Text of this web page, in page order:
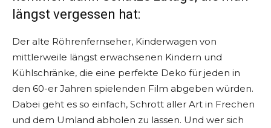
längst vergessen hat:
Der alte Röhrenfernseher, Kinderwagen von
mittlerweile längst erwachsenen Kindern und
Kühlschränke, die eine perfekte Deko für jeden in
den 60-er Jahren spielenden Film abgeben würden.
Dabei geht es so einfach, Schrott aller Art in Frechen
und dem Umland abholen zu lassen. Und wer sich